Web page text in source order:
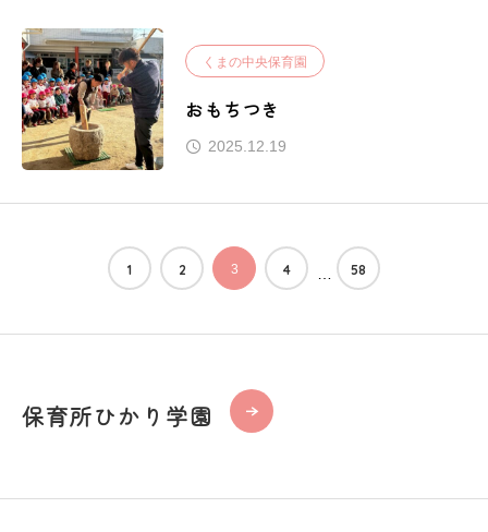
くまの中央保育園
おもちつき
2025.12.19
1 2 3 4 58
保育所ひかり学園